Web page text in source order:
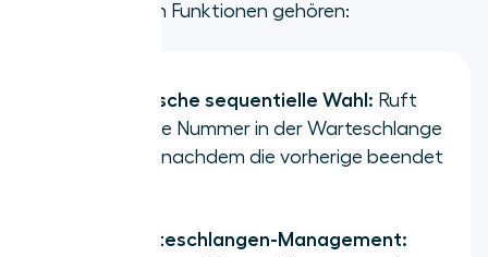
Zu den gängigen Funktionen gehören:
Automatische sequentielle Wahl: Ruft
die nächste Nummer in der Warteschlange
sofort an, nachdem die vorherige beendet
Anrufwarteschlangen-Management: